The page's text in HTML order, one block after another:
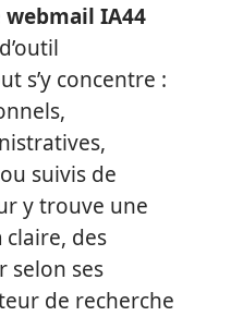
webmail IA44
s’y concentre :
suivis de
y trouve une
claire, des
selon ses
de recherche